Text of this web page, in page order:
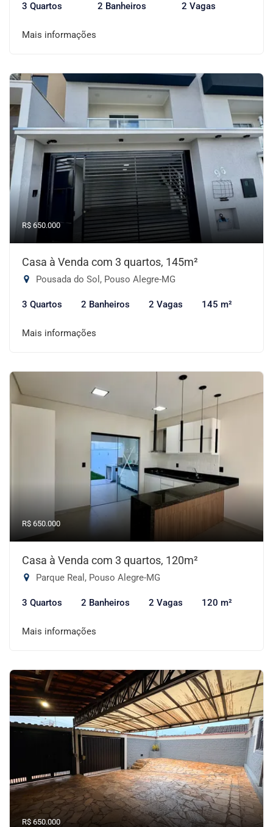
3 Quartos 2 Banheiros 2 Vagas
Mais informações
R$ 650.000
Casa à Venda com 3 quartos, 145m²
Pousada do Sol, Pouso Alegre-MG
3 Quartos 2 Banheiros 2 Vagas 145 m²
Mais informações
R$ 650.000
Casa à Venda com 3 quartos, 120m²
Parque Real, Pouso Alegre-MG
3 Quartos 2 Banheiros 2 Vagas 120 m²
Mais informações
R$ 650.000